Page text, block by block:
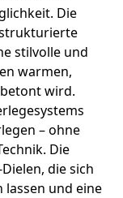
Die
stilvolle und
warmen,
wird.
– ohne
Die
die sich
und eine